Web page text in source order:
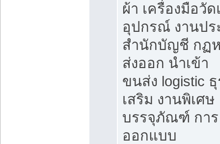
ผ้า เครื่องมือวั
อุปกรณ์ งานปร
สำนักบัญชี กฏ
ส่งออก นำเข้า
ขนส่ง logistic
เสริม งานพิเศษ
บรรจุภัณฑ์ การ
ออกแบบ